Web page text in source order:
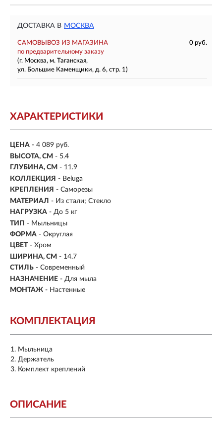
ДОСТАВКА В МОСКВА
САМОВЫВОЗ ИЗ МАГАЗИНА
0 руб.
по предварительному заказу
(г. Москва, м. Таганская,
ул. Большие Каменщики, д. 6, стр. 1)
ХАРАКТЕРИСТИКИ
ЦЕНА - 4 089 руб.
ВЫСОТА, СМ - 5.4
ГЛУБИНА, СМ - 11.9
КОЛЛЕКЦИЯ - Beluga
КРЕПЛЕНИЯ - Саморезы
МАТЕРИАЛ - Из стали; Стекло
НАГРУЗКА - До 5 кг
ТИП - Мыльницы
ФОРМА - Округлая
ЦВЕТ - Хром
ШИРИНА, СМ - 14.7
СТИЛЬ - Современный
НАЗНАЧЕНИЕ - Для мыла
МОНТАЖ - Настенные
КОМПЛЕКТАЦИЯ
Мыльница
Держатель
Комплект креплений
ОПИСАНИЕ